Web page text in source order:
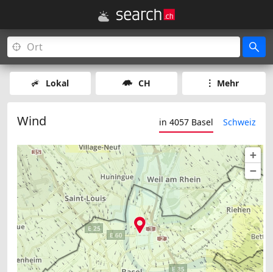
Lokal CH Mehr
Wind in 4057 Basel Schweiz
+
−